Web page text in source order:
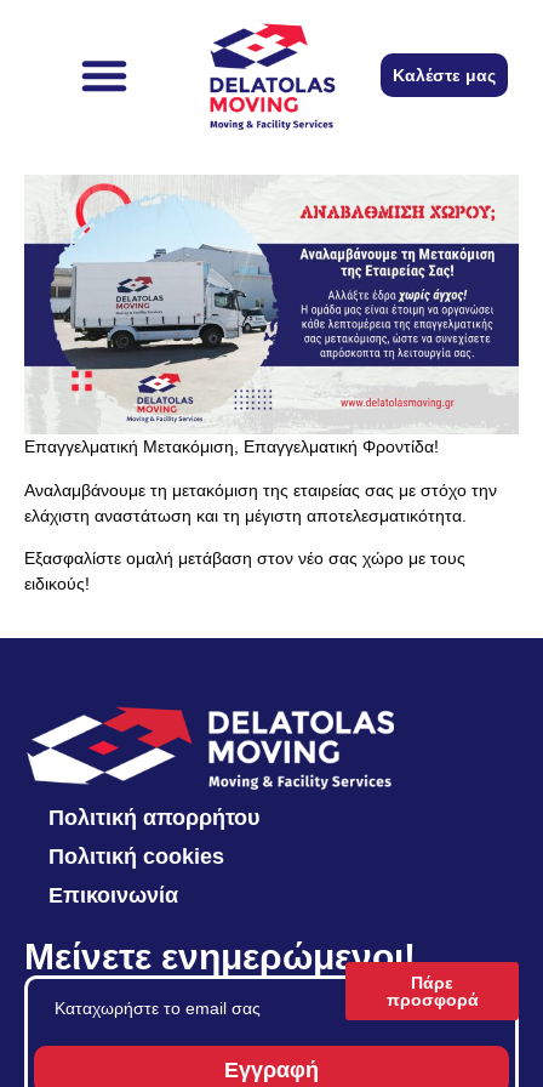
Καλέστε μας
Επαγγελματική Μετακόμιση, Επαγγελματική Φροντίδα!
Αναλαμβάνουμε τη μετακόμιση της εταιρείας σας με στόχο την
ελάχιστη αναστάτωση και τη μέγιστη αποτελεσματικότητα.
Εξασφαλίστε ομαλή μετάβαση στον νέο σας χώρο με τους
ειδικούς!
Πάρε
προσφορά
Πολιτική απορρήτου
Πολιτική cookies
Επικοινωνία
Μείνετε ενημερώμενοι!
Εγγραφή